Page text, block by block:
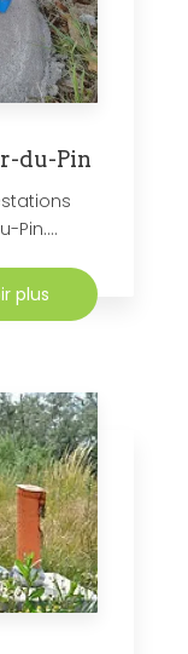
du-Pin
Pin....
plus